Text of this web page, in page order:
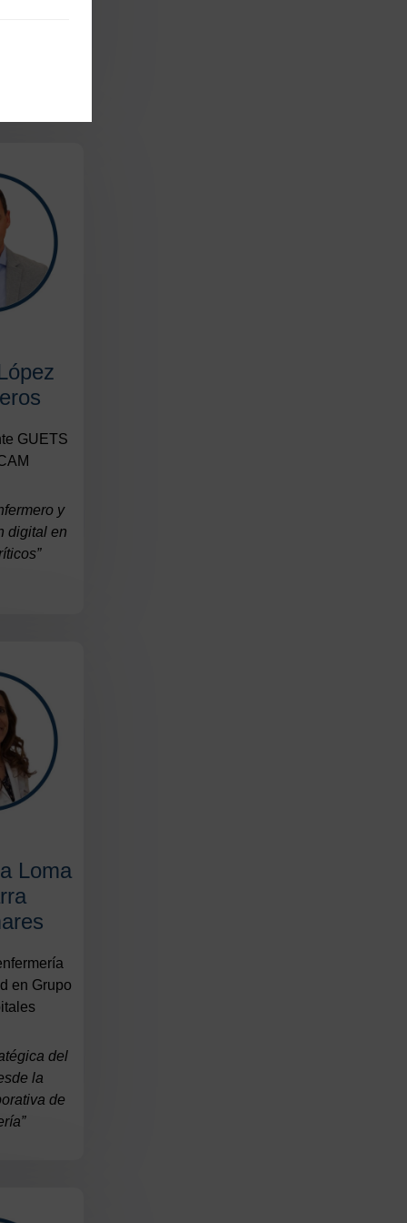
cuidado
GUETS
y
digital en
Loma
en Grupo
del
la
de